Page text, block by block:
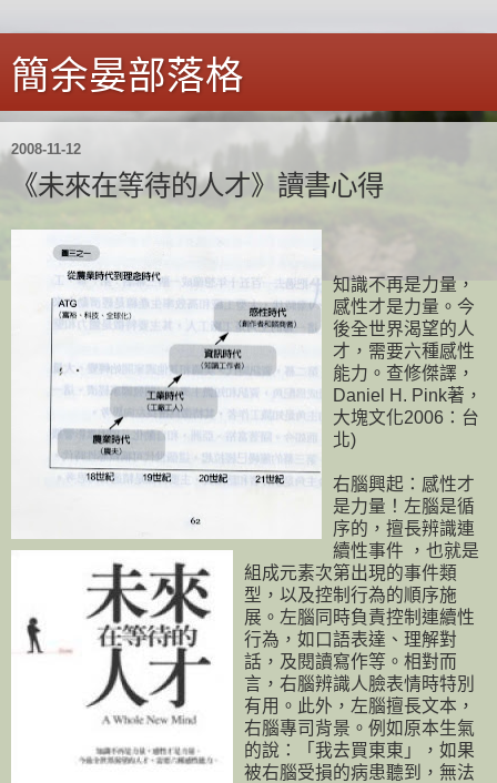
簡余晏部落格
2008-11-12
《未來在等待的人才》讀書心得
知識不再是力量，
感性才是力量。今
後全世界渴望的人
才，需要六種感性
能力。查修傑譯，
Daniel H. Pink著，
大塊文化2006：台
北)
右腦興起：感性才
是力量！左腦是循
序的，擅長辨識連
續性事件 ，也就是
組成元素次第出現的事件類
型，以及控制行為的順序施
展。左腦同時負責控制連續性
行為，如口語表達、理解對
話，及閱讀寫作等。相對而
言，右腦辨識人臉表情時特別
有用。此外，左腦擅長文本，
右腦專司背景。例如原本生氣
的說：「我去買東東」，如果
被右腦受損的病患聽到，無法